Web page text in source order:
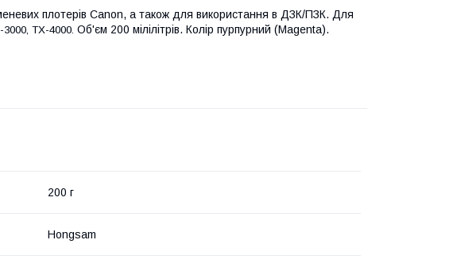
плотерів Canon, а також для використання в ДЗК/ПЗК. Для
TX-4000. Об'єм 200 мілілітрів. Колір пурпурний (Magenta).
200 г
Hongsam